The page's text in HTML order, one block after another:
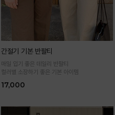
간절기 기본 반팔티
매일 입기 좋은 데일리 반팔티
컬러별 소장하기 좋은 기본 아이템
17,000